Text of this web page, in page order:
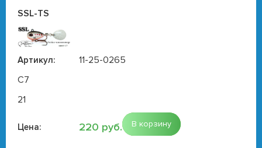
SSL-TS
Артикул:
11-25-0265
C7
21
Цена: 220 руб. В корзину